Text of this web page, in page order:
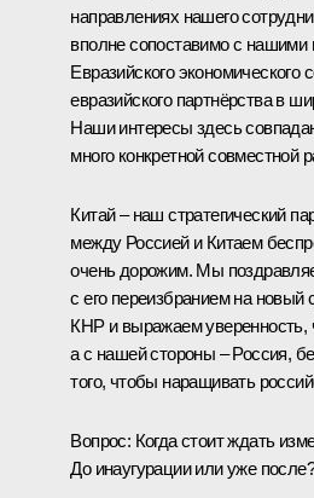
направлениях нашего
вполне сопоставимо с нашими
Евразийского экономического
евразийского партнёрства в
Наши интересы здесь
много конкретной
Китай – наш стратегический
между Россией и Китаем
очень дорожим. Мы
с его переизбранием на новый
КНР и выражаем уверенность,
а с нашей стороны – Россия,
того, чтобы наращивать
Вопрос: Когда стоит ждать
До инаугурации или уже после?